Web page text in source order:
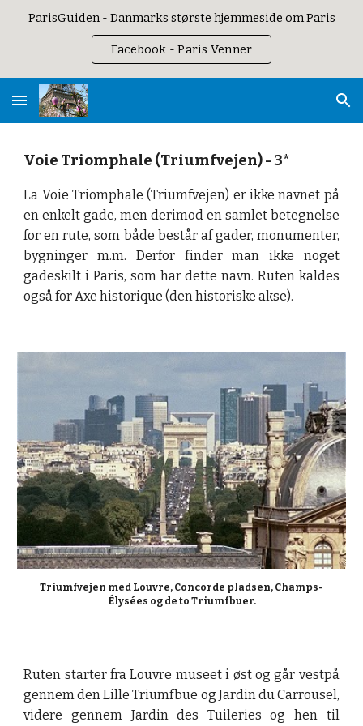
ParisGuiden - Danmarks største hjemmeside om Paris
Facebook - Paris Venner
Voie Triomphale (Triumfvejen) - 3*
La Voie Triomphale (Triumfvejen) er ikke navnet på
en enkelt gade, men derimod en samlet betegnelse
for en rute, som både består af gader, monumenter,
bygninger m.m. Derfor finder man ikke noget
gadeskilt i Paris, som har dette navn. Ruten kaldes
også for Axe historique (den historiske akse).
Triumfvejen med Louvre, Concorde pladsen, Champs-
Élysées og de to Triumfbuer.
Ruten starter fra Louvre museet i øst og går vestpå
gennem den Lille Triumfbue og Jardin du Carrousel,
videre gennem Jardin des Tuileries og hen til